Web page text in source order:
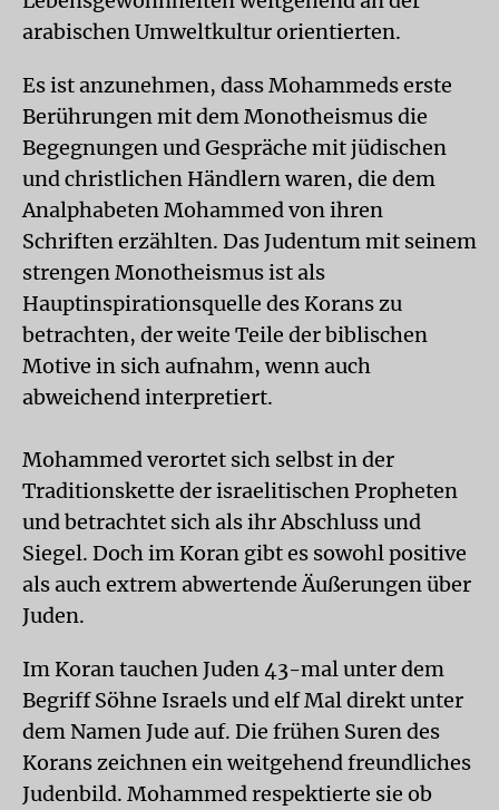
arabischen Umweltkultur orientierten.
Es ist anzunehmen, dass Mohammeds erste
Berührungen mit dem Monotheismus die
Begegnungen und Gespräche mit jüdischen
und christlichen Händlern waren, die dem
Analphabeten Mohammed von ihren
Schriften erzählten. Das Judentum mit seinem
strengen Monotheismus ist als
Hauptinspirationsquelle des Korans zu
betrachten, der weite Teile der biblischen
Motive in sich aufnahm, wenn auch
abweichend interpretiert.
Mohammed verortet sich selbst in der
Traditionskette der israelitischen Propheten
und betrachtet sich als ihr Abschluss und
Siegel. Doch im Koran gibt es sowohl positive
als auch extrem abwertende Äußerungen über
Juden.
Im Koran tauchen Juden 43-mal unter dem
Begriff Söhne Israels und elf Mal direkt unter
dem Namen Jude auf. Die frühen Suren des
Korans zeichnen ein weitgehend freundliches
Judenbild. Mohammed respektierte sie ob